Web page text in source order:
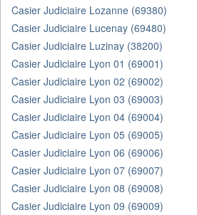
Casier Judiciaire Lozanne (69380)
Casier Judiciaire Lucenay (69480)
Casier Judiciaire Luzinay (38200)
Casier Judiciaire Lyon 01 (69001)
Casier Judiciaire Lyon 02 (69002)
Casier Judiciaire Lyon 03 (69003)
Casier Judiciaire Lyon 04 (69004)
Casier Judiciaire Lyon 05 (69005)
Casier Judiciaire Lyon 06 (69006)
Casier Judiciaire Lyon 07 (69007)
Casier Judiciaire Lyon 08 (69008)
Casier Judiciaire Lyon 09 (69009)